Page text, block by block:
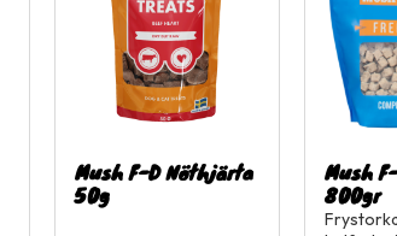
Mush F-D Nöthjärta
50g
Mush
800gr